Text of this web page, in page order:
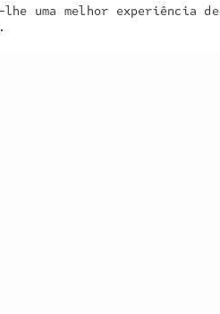
uma melhor experiência de
use of cookies: cookie policy